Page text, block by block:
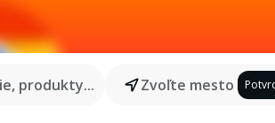
produkty...
Zvoľte mesto